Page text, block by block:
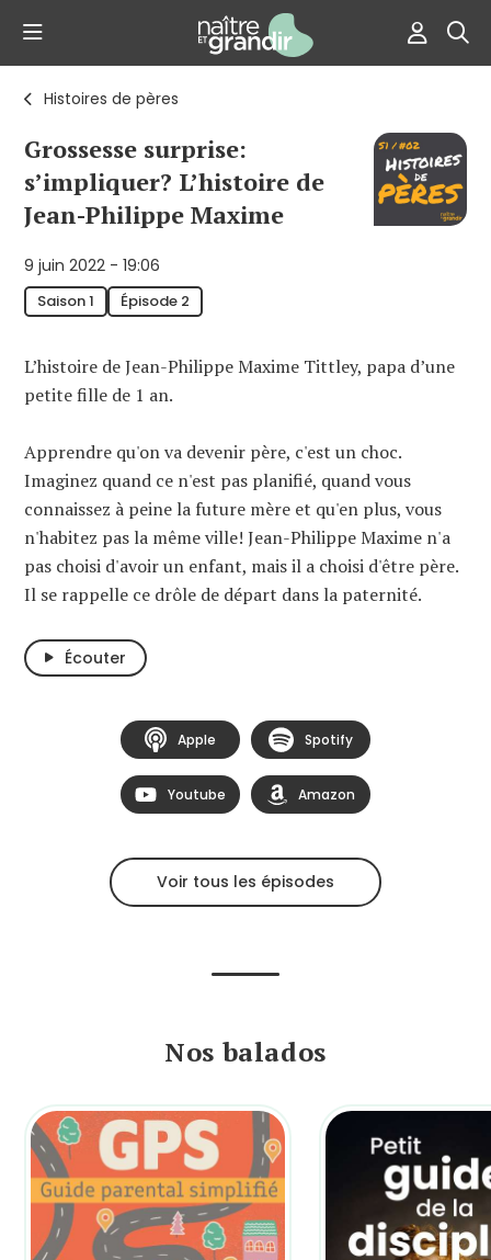
Histoires de pères
Grossesse surprise:
s’impliquer? L’histoire de
Jean-Philippe Maxime
9 juin 2022 - 19:06
Saison 1 Épisode 2
L’histoire de Jean-Philippe Maxime Tittley, papa d’une
petite fille de 1 an.
Apprendre qu'on va devenir père, c'est un choc.
Imaginez quand ce n'est pas planifié, quand vous
connaissez à peine la future mère et qu'en plus, vous
n'habitez pas la même ville! Jean-Philippe Maxime n'a
pas choisi d'avoir un enfant, mais il a choisi d'être père.
Il se rappelle ce drôle de départ dans la paternité.
Écouter
Apple Spotify
Youtube Amazon
Voir tous les épisodes
Nos balados